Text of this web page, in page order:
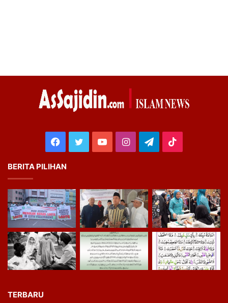
Facebook
TwitterYouTubeInstagram
Telegram
BERITA PILIHAN
TERBARU